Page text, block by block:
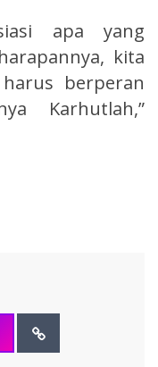
apa yang
kita
berperan
Karhutlah,”